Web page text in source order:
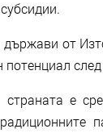
от
е